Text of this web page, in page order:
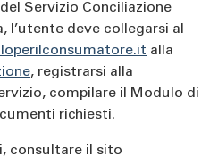
Servizio Conciliazione
deve collegarsi al
alla
, registrarsi alla
compilare il Modulo di
richiesti.
consultare il sito